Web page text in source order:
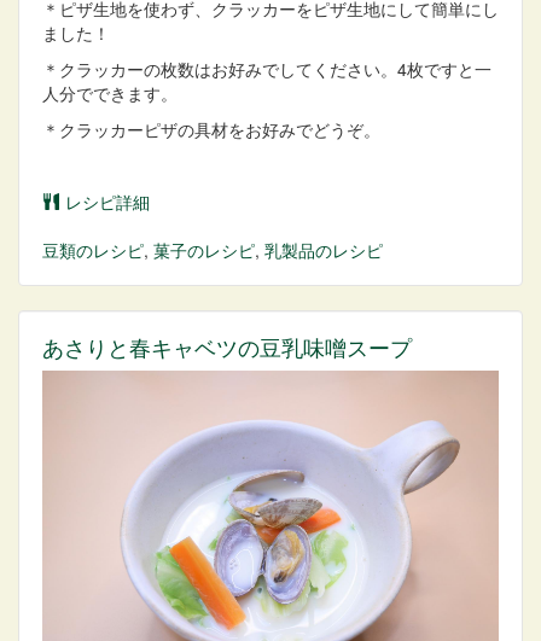
＊ピザ生地を使わず、クラッカーをピザ生地にして簡単にし
ました！
＊クラッカーの枚数はお好みでしてください。4枚ですと一
人分でできます。
＊クラッカーピザの具材をお好みでどうぞ。
レシピ詳細
豆類のレシピ, 菓子のレシピ, 乳製品のレシピ
あさりと春キャベツの豆乳味噌スープ